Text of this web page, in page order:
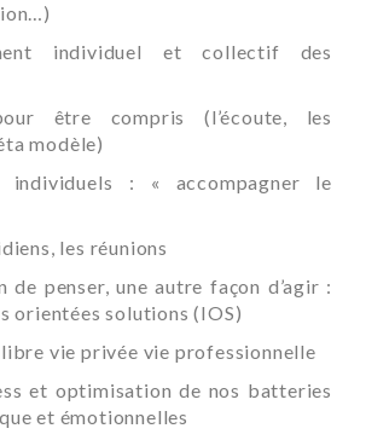
individuel et collectif des
être compris (l’écoute, les
modèle)
individuels : « accompagner le
les réunions
de penser, une autre façon d’agir :
orientées solutions (IOS)
vie privée vie professionnelle
et optimisation de nos batteries
et émotionnelles